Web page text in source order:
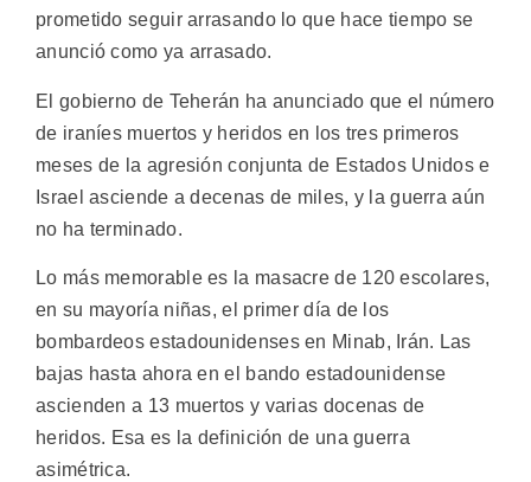
prometido seguir arrasando lo que hace tiempo se
anunció como ya arrasado.
El gobierno de Teherán ha anunciado que el número
de iraníes muertos y heridos en los tres primeros
meses de la agresión conjunta de Estados Unidos e
Israel asciende a decenas de miles, y la guerra aún
no ha terminado.
Lo más memorable es la masacre de 120 escolares,
en su mayoría niñas, el primer día de los
bombardeos estadounidenses en Minab, Irán. Las
bajas hasta ahora en el bando estadounidense
ascienden a 13 muertos y varias docenas de
heridos. Esa es la definición de una guerra
asimétrica.